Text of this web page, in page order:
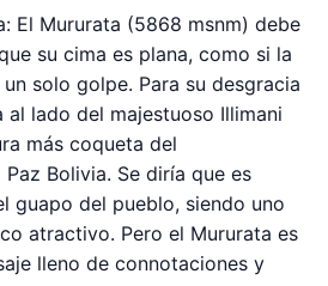
El Mururata (5868 msnm) debe
su cima es plana, como si la
solo golpe. Para su desgracia
al lado del majestuoso Illimani
más coqueta del
Bolivia. Se diría que es
guapo del pueblo, siendo uno
atractivo. Pero el Mururata es
lleno de connotaciones y